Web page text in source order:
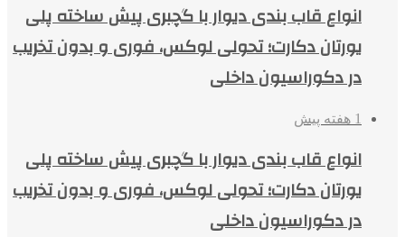
انواع قاب بندی دیوار با گچبری پیش ساخته پلی
یورتان دکارت؛ تحولی لوکس، فوری و بدون تخریب
در دکوراسیون داخلی
1 هفته پیش
انواع قاب بندی دیوار با گچبری پیش ساخته پلی
یورتان دکارت؛ تحولی لوکس، فوری و بدون تخریب
در دکوراسیون داخلی